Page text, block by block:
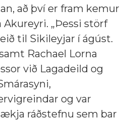
að því er fram kemur
Akureyri. „Þessi störf
til Sikileyjar í ágúst.
Rachael Lorna
við Lagadeild og
og var
ráðstefnu sem bar